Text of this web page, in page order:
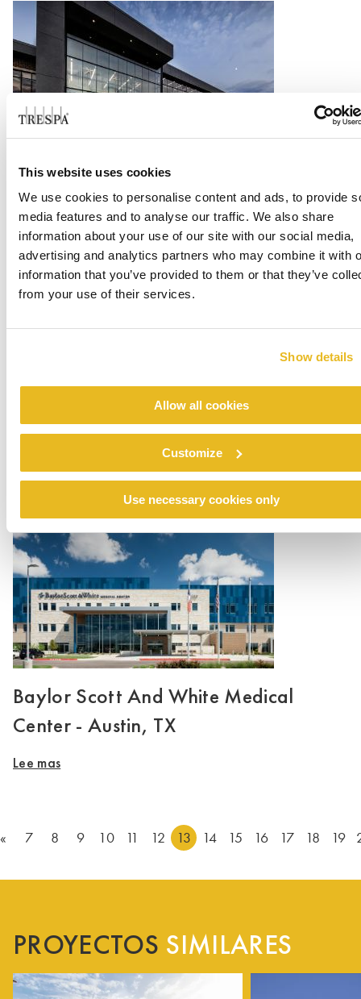
This website uses cookies
We use cookies to personalise content and ads, to provide
media features and to analyse our traffic. We also share
information about your use of our site with our social media,
advertising and analytics partners who may combine it with
information that you’ve provided to them or that they’ve
from your use of their services.
Show details
Allow all cookies
Customize
Use necessary cookies only
West Chicago High School
Lee mas
Baylor Scott And White Medical
Center - Buda, TX
Lee mas
Baylor Scott And White Medical
Center - Austin, TX
Lee mas
« 7 8 9 10 11 12 13 14 15 16 17 18 19
PROYECTOS SIMILARES